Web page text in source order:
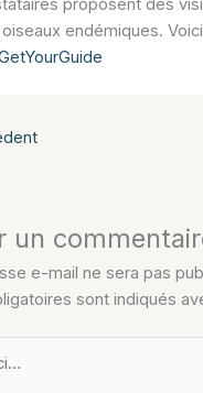
proposent des
endémiques.
un
e-mail ne sera pas
sont indiqués